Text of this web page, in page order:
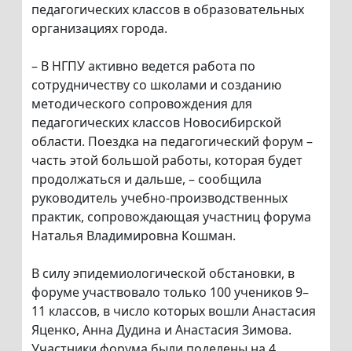
педагогических классов в образовательных
организациях города.
– В НГПУ активно ведется работа по
сотрудничеству со школами и созданию
методического сопровождения для
педагогических классов Новосибирской
области. Поездка на педагогический форум –
часть этой большой работы, которая будет
продолжаться и дальше, – сообщила
руководитель учебно-производственных
практик, сопровождающая участниц форума
Наталья Владимировна Кошман.
В силу эпидемиологической обстановки, в
форуме участвовало только 100 учеников 9–
11 классов, в число которых вошли Анастасия
Яценко, Анна Дудина и Анастасия Зимова.